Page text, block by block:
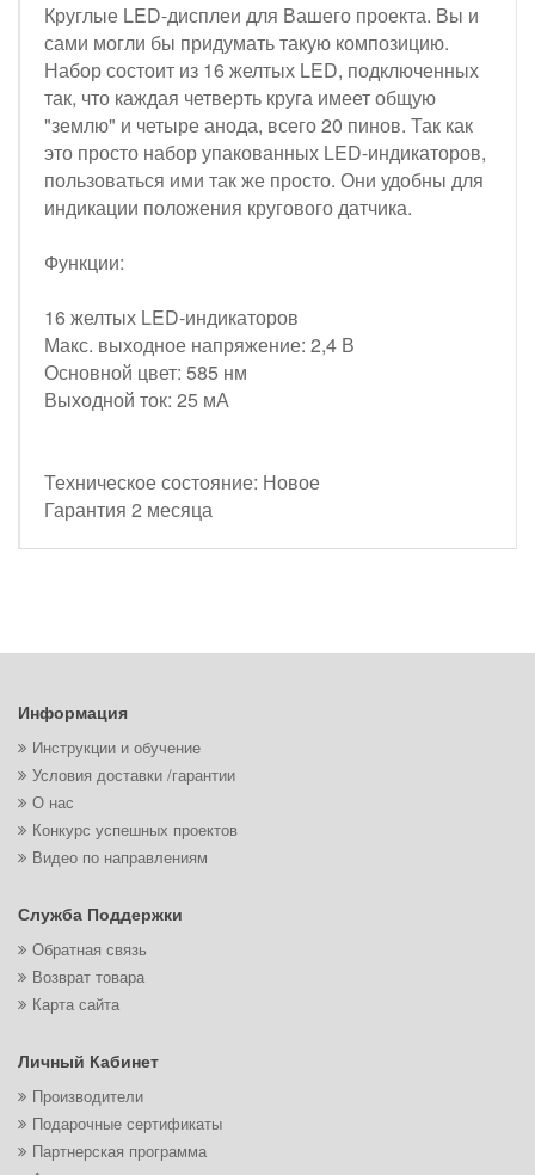
Круглые LED-дисплеи для Вашего проекта. Вы и
сами могли бы придумать такую композицию.
Набор состоит из 16 желтых LED, подключенных
так, что каждая четверть круга имеет общую
"землю" и четыре анода, всего 20 пинов. Так как
это просто набор упакованных LED-индикаторов,
пользоваться ими так же просто. Они удобны для
индикации положения кругового датчика.
Функции:
16 желтых LED-индикаторов
Макс. выходное напряжение: 2,4 В
Основной цвет: 585 нм
Выходной ток: 25 мА
Техническое состояние: Новое
Гарантия 2 месяца
Информация
Инструкции и обучение
Условия доставки /гарантии
О нас
Конкурс успешных проектов
Видео по направлениям
Служба Поддержки
Обратная связь
Возврат товара
Карта сайта
Личный Кабинет
Производители
Подарочные сертификаты
Партнерская программа